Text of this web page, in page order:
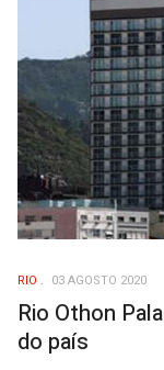
RIO 03 AGOSTO 2020
Rio Othon
do país